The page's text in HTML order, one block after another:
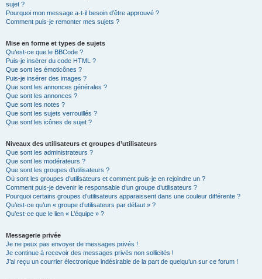
sujet ?
Pourquoi mon message a-t-il besoin d’être approuvé ?
Comment puis-je remonter mes sujets ?
Mise en forme et types de sujets
Qu’est-ce que le BBCode ?
Puis-je insérer du code HTML ?
Que sont les émoticônes ?
Puis-je insérer des images ?
Que sont les annonces générales ?
Que sont les annonces ?
Que sont les notes ?
Que sont les sujets verrouillés ?
Que sont les icônes de sujet ?
Niveaux des utilisateurs et groupes d’utilisateurs
Que sont les administrateurs ?
Que sont les modérateurs ?
Que sont les groupes d’utilisateurs ?
Où sont les groupes d’utilisateurs et comment puis-je en rejoindre un ?
Comment puis-je devenir le responsable d’un groupe d’utilisateurs ?
Pourquoi certains groupes d’utilisateurs apparaissent dans une couleur différente ?
Qu’est-ce qu’un « groupe d’utilisateurs par défaut » ?
Qu’est-ce que le lien « L’équipe » ?
Messagerie privée
Je ne peux pas envoyer de messages privés !
Je continue à recevoir des messages privés non sollicités !
J’ai reçu un courrier électronique indésirable de la part de quelqu’un sur ce forum !